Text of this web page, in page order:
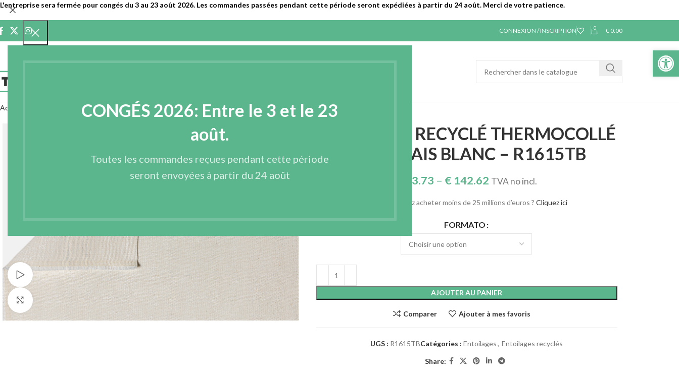
CONGÉS 2026: Entre le 3 et le 23
août.
Toutes les commandes reçues pendant cette période
seront envoyées à partir du 24 août
Ouvrir
CONNEXION / INSCRIPTION 0 € 0.00
Accueil Entoilages recyclés ENTOILAGE RECYCLÉ THERMOCOLLÉ TRÈS ÉPAIS BLANC – R1615TB
Voir Vidéo
Agrandir
ENTOILAGE RECYCLÉ THERMOCOLLÉ
TRÈS ÉPAIS BLANC – R1615TB
73.73 – € 142.62 TVA no incl.
Vous souhaitez acheter moins de 25 millions d’euros ? Cliquez ici
FORMATO
AJOUTER AU PANIER
Comparer Ajouter à mes favoris
UGS : R1615TBCatégories : Entoilages , Entoilages recyclés
Share:
L'entreprise sera fermée pour congés du 3 au 23 août 2026. Les commandes passées pendant cette période seront expédiées à partir du 24 août. Merci de votre patience.